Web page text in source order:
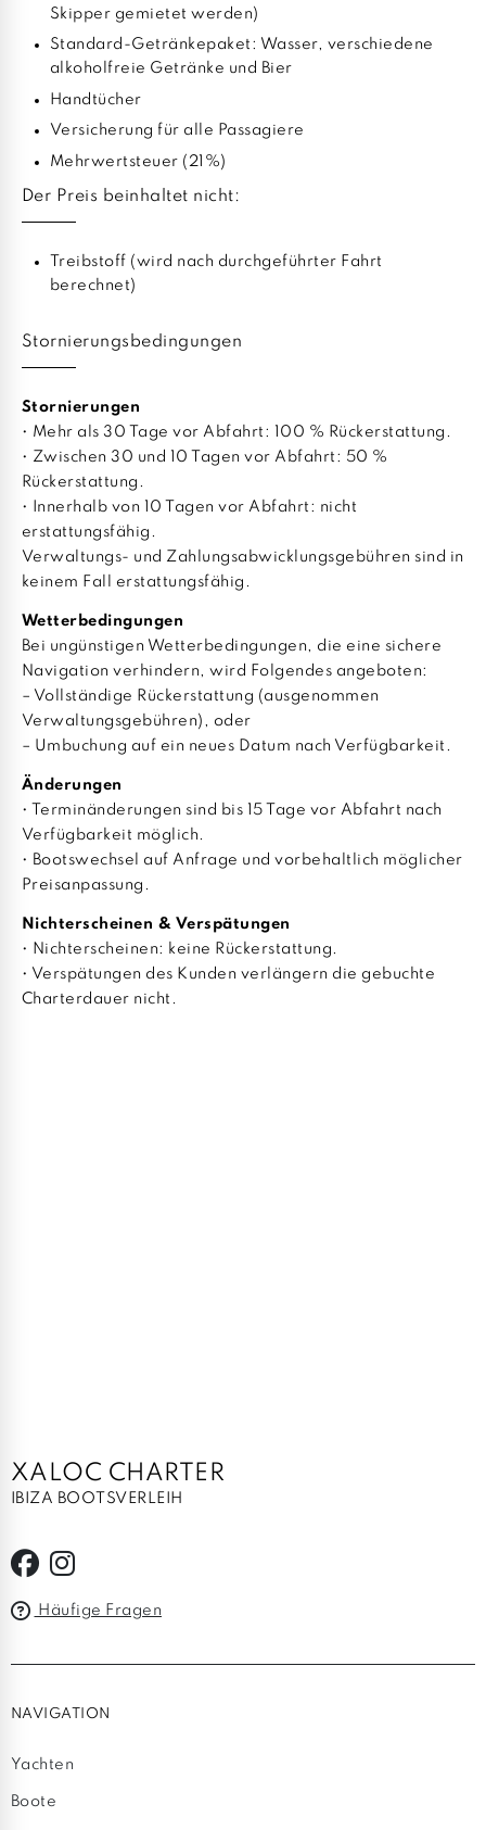
Skipper gemietet werden)
Standard-Getränkepaket: Wasser, verschiedene
alkoholfreie Getränke und Bier
Handtücher
Versicherung für alle Passagiere
Mehrwertsteuer (21%)
Der Preis beinhaltet nicht:
Treibstoff (wird nach durchgeführter Fahrt
berechnet)
Stornierungsbedingungen
Stornierungen
• Mehr als 30 Tage vor Abfahrt: 100 % Rückerstattung.
• Zwischen 30 und 10 Tagen vor Abfahrt: 50 %
Rückerstattung.
• Innerhalb von 10 Tagen vor Abfahrt: nicht
erstattungsfähig.
Verwaltungs- und Zahlungsabwicklungsgebühren sind in
keinem Fall erstattungsfähig.
Wetterbedingungen
Bei ungünstigen Wetterbedingungen, die eine sichere
Navigation verhindern, wird Folgendes angeboten:
– Vollständige Rückerstattung (ausgenommen
Verwaltungsgebühren), oder
– Umbuchung auf ein neues Datum nach Verfügbarkeit.
Änderungen
• Terminänderungen sind bis 15 Tage vor Abfahrt nach
Verfügbarkeit möglich.
• Bootswechsel auf Anfrage und vorbehaltlich möglicher
Preisanpassung.
Nichterscheinen & Verspätungen
• Nichterscheinen: keine Rückerstattung.
• Verspätungen des Kunden verlängern die gebuchte
Charterdauer nicht.
XALOC CHARTER
IBIZA BOOTSVERLEIH
Häufige Fragen
NAVIGATION
Yachten
Boote